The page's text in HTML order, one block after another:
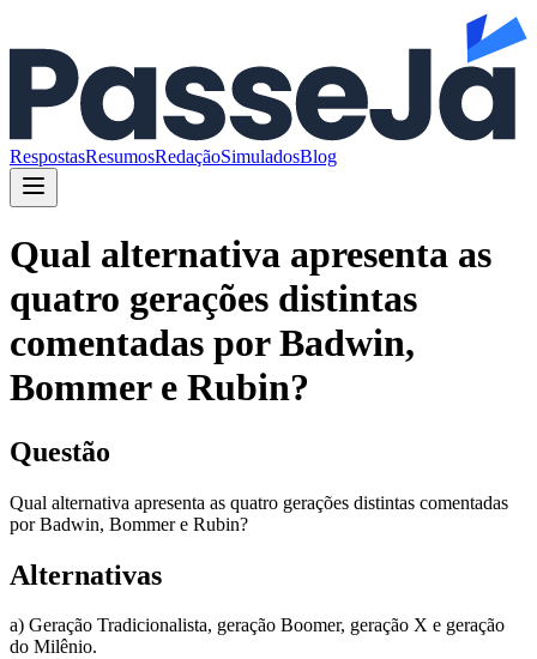
RespostasResumosRedaçãoSimuladosBlog
Qual alternativa apresenta as
quatro gerações distintas
comentadas por Badwin,
Bommer e Rubin?
Questão
Qual alternativa apresenta as quatro gerações distintas comentadas
por Badwin, Bommer e Rubin?
Alternativas
a) Geração Tradicionalista, geração Boomer, geração X e geração
do Milênio.